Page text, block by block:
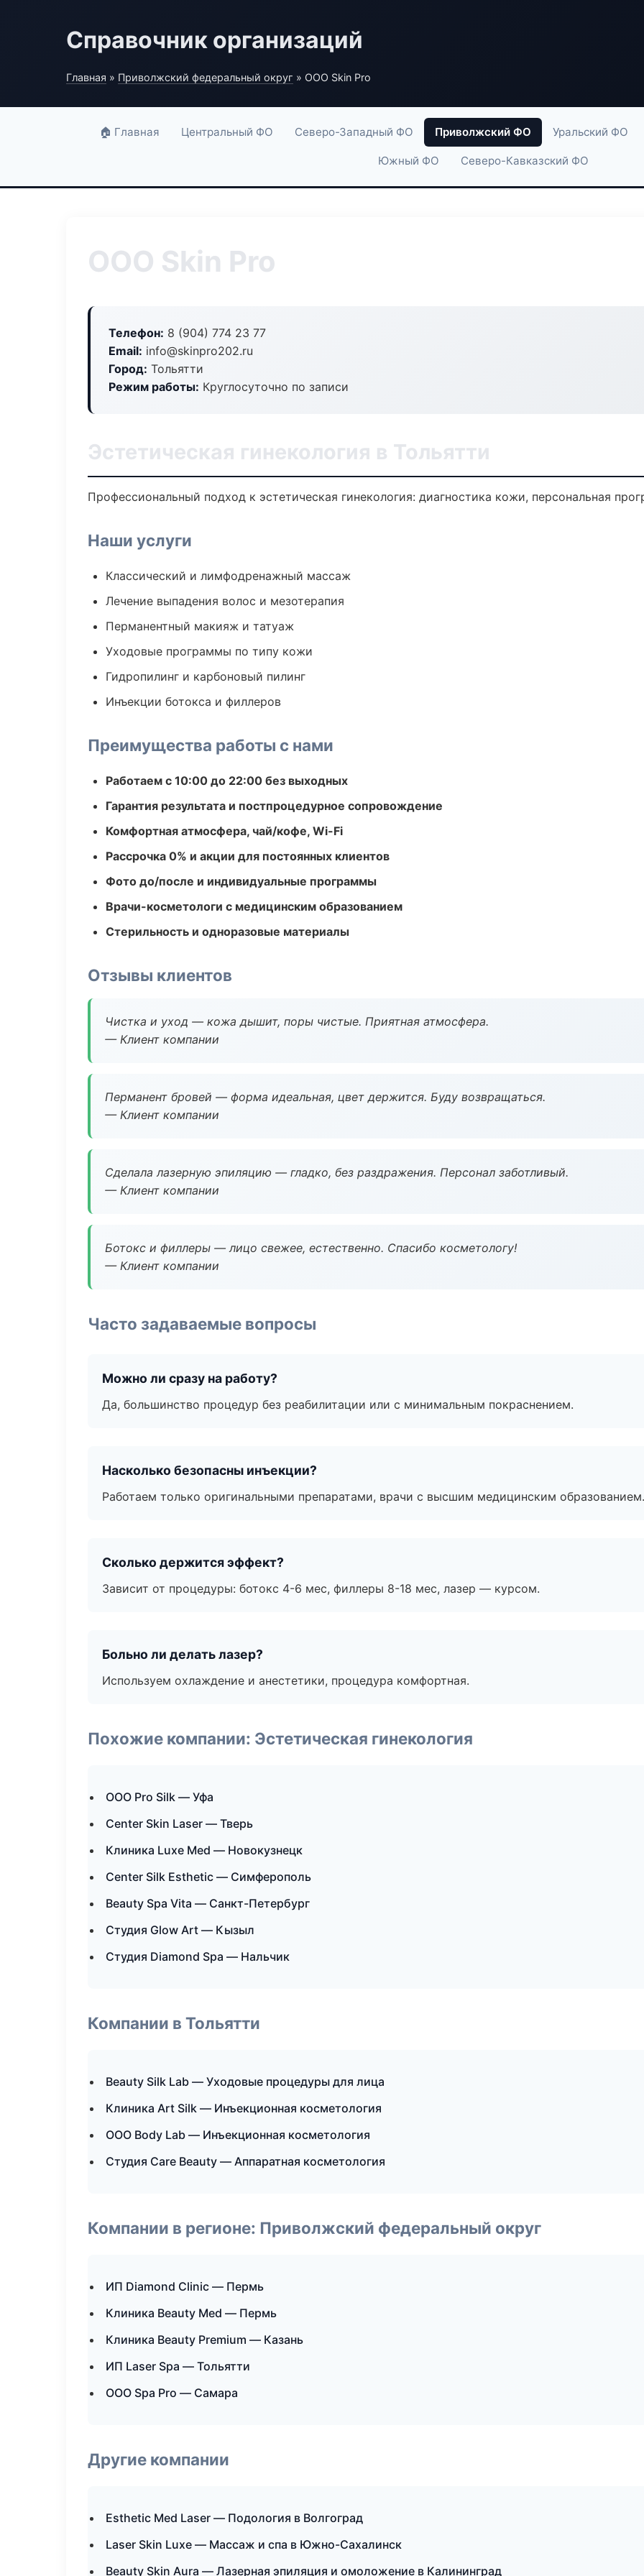
Справочник организаций
Главная » Приволжский федеральный округ » ООО Skin Pro
🏠 Главная Центральный ФО Северо-Западный ФО Приволжский ФО Уральский ФО
Южный ФО Северо-Кавказский ФО
ООО Skin Pro
Телефон: 8 (904) 774 23 77
Email: info@skinpro202.ru
Город: Тольятти
Режим работы: Круглосуточно по записи
Эстетическая гинекология в Тольятти
Профессиональный подход к эстетическая гинекология: диагностика кожи, персональная
Наши услуги
Классический и лимфодренажный массаж
Лечение выпадения волос и мезотерапия
Перманентный макияж и татуаж
Уходовые программы по типу кожи
Гидропилинг и карбоновый пилинг
Инъекции ботокса и филлеров
Преимущества работы с нами
Работаем с 10:00 до 22:00 без выходных
Гарантия результата и постпроцедурное сопровождение
Комфортная атмосфера, чай/кофе, Wi-Fi
Рассрочка 0% и акции для постоянных клиентов
Фото до/после и индивидуальные программы
Врачи-косметологи с медицинским образованием
Стерильность и одноразовые материалы
Отзывы клиентов
Чистка и уход — кожа дышит, поры чистые. Приятная атмосфера.
— Клиент компании
Перманент бровей — форма идеальная, цвет держится. Буду возвращаться.
— Клиент компании
Сделала лазерную эпиляцию — гладко, без раздражения. Персонал заботливый.
— Клиент компании
Ботокс и филлеры — лицо свежее, естественно. Спасибо косметологу!
— Клиент компании
Часто задаваемые вопросы
Можно ли сразу на работу?
Да, большинство процедур без реабилитации или с минимальным покраснением.
Насколько безопасны инъекции?
Работаем только оригинальными препаратами, врачи с высшим медицинским образованием.
Сколько держится эффект?
Зависит от процедуры: ботокс 4-6 мес, филлеры 8-18 мес, лазер — курсом.
Больно ли делать лазер?
Используем охлаждение и анестетики, процедура комфортная.
Похожие компании: Эстетическая гинекология
ООО Pro Silk — Уфа
Center Skin Laser — Тверь
Клиника Luxe Med — Новокузнецк
Center Silk Esthetic — Симферополь
Beauty Spa Vita — Санкт-Петербург
Студия Glow Art — Кызыл
Студия Diamond Spa — Нальчик
Компании в Тольятти
Beauty Silk Lab — Уходовые процедуры для лица
Клиника Art Silk — Инъекционная косметология
ООО Body Lab — Инъекционная косметология
Студия Care Beauty — Аппаратная косметология
Компании в регионе: Приволжский федеральный округ
ИП Diamond Clinic — Пермь
Клиника Beauty Med — Пермь
Клиника Beauty Premium — Казань
ИП Laser Spa — Тольятти
ООО Spa Pro — Самара
Другие компании
Esthetic Med Laser — Подология в Волгоград
Laser Skin Luxe — Массаж и спа в Южно-Сахалинск
Beauty Skin Aura — Лазерная эпиляция и омоложение в Калининград